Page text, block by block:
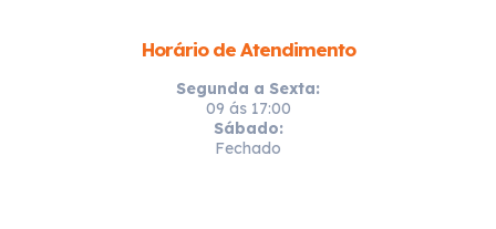
Horário de Atendimento
Segunda a Sexta:
09 ás 17:00
Sábado:
Fechado